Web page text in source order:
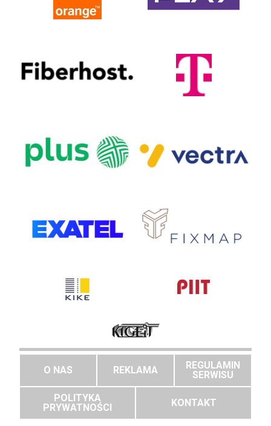
O NAS REKLAMA
REGULAMIN
SERWISU
POLITYKA
PRYWATNOŚCI
KONTAKT